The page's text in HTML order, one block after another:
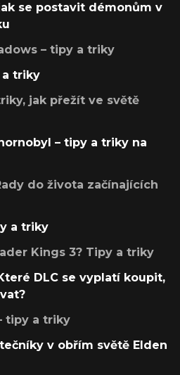
se postavit démonům v
– tipy a triky
a triky
jak přežít ve světě
– tipy a triky na
do života začínajících
a triky
Kings 3? Tipy a triky
DLC se vyplatí koupit,
tipy a triky
v obřím světě Elden